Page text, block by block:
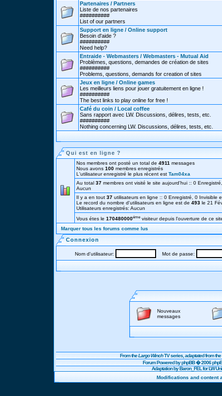
Partenaires / Partners
Liste de nos partenaires
##########
List of our partners
Support en ligne / Online support
Besoin d'aide ?
##########
Need help?
Entraide - Webmasters / Webmasters - Mutual Aid
Problèmes, questions, demandes de création de sites
##########
Problems, questions, demands for creation of sites
Jeux en ligne / Online games
Les meilleurs liens pour jouer gratuitement en ligne !
##########
The best links to play online for free !
Café du coin / Local coffee
Sans rapport avec LW. Discussions, délires, tests, etc.
##########
Nothing concerning LW. Discussions, délires, tests, etc.
Qui est en ligne ?
Nos membres ont posté un total de 4911 messages
Nous avons 100 membres enregistrés
L'utilisateur enregistré le plus récent est Tam04xa
Au total 37 membres ont visité le site aujourd'hui :: 0
Aucun
Il y a en tout 37 utilisateurs en ligne :: 0 Enregistré, 0
Le record du nombre d'utilisateurs en ligne est de 493 le 21
Utilisateurs enregistrés: Aucun
Vous étes le 170480000éme visiteur depuis l'ouverture de ce
Marquer tous les forums comme lus
Connexion
Nom d'utilisateur: Mot de passe:
Nouveaux
messages
From theLargo WinchTV series, adaptated from
Forum Powered byphpBB� 2006
Adaptation by Baron_FEL for LW
Modifications and content